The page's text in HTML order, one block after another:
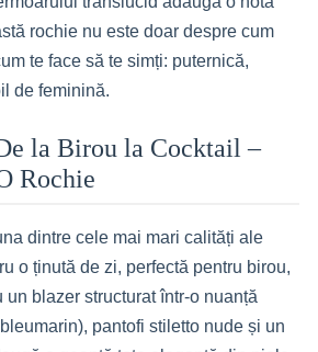
rochie nu este doar despre cum
te face să te simți: puternică,
de feminină.
la Birou la Cocktail –
Rochie
dintre cele mai mari calități ale
o ținută de zi, perfectă pentru birou,
un blazer structurat într-o nuanță
pantofi stiletto nude și un